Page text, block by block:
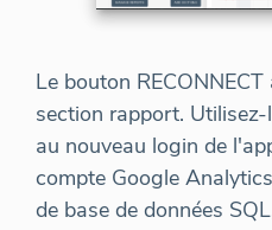
Le bouton
section rapport.
au nouveau login de
compte Google
de base de données